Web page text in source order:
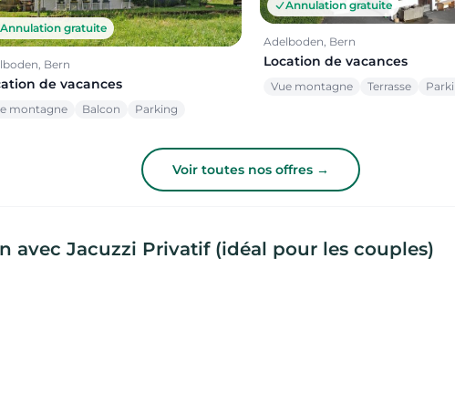
Annulation gratuite
Bern
de vacances
montagne Balcon Parking
Annulation gratuite
Adelboden, Bern
Location de vacances
Vue montagne Terrasse
Voir toutes nos offres →
avec Jacuzzi Privatif (idéal pour les couples)